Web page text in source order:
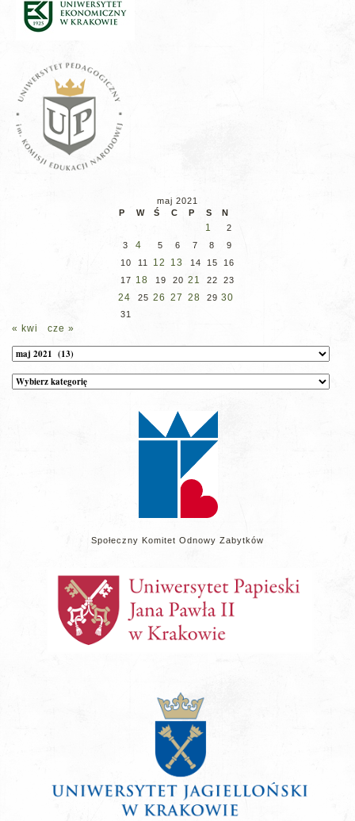
maj 2021
P
W Ś C P S N
1
2
3
4 5 6 7 8
9
10
11 12 13 14 15
16
17 18 19 20 21 22 23
24 25 26 27 28 29 30
31
« kwi cze »
Archiwum
Kategorie
wpisów
Społeczny Komitet Odnowy Zabytków